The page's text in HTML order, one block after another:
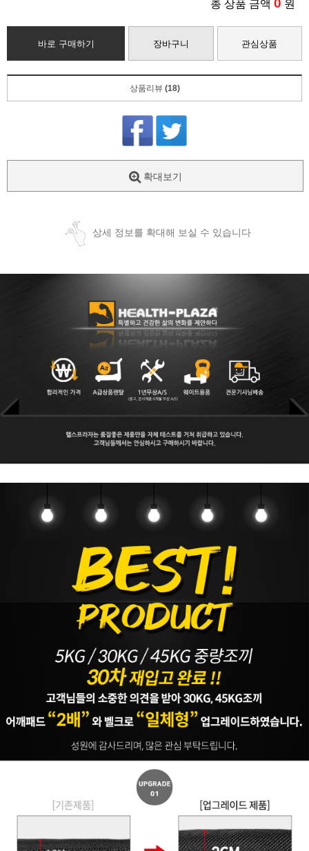
총 상품 금액 0 원
바로 구매하기 장바구니 관심상품
상품리뷰 (18)
확대보기
상세 정보를 확대해 보실 수 있습니다